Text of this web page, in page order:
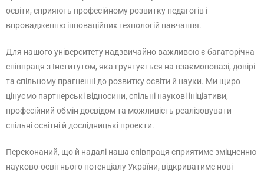
освіти, сприяють професійному розвитку педагогів і
впровадженню інноваційних технологій навчання.
Для нашого університету надзвичайно важливою є багаторічна
співпраця з Інститутом, яка грунтується на взаємоповазі, довірі
та спільному прагненні до розвитку освіти й науки. Ми щиро
цінуємо партнерські відносини, спільні наукові ініціативи,
професійний обмін досвідом та можливість реалізовувати
спільні освітні й дослідницькі проекти.
Переконаний, що й надалі наша співпраця сприятиме зміцненню
науково-освітнього потенціалу України, відкриватиме нові